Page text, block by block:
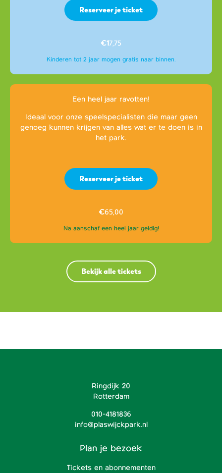
Reserveer je ticket
€17,75
Kinderen tot 2 jaar mogen gratis naar binnen.
Een heel jaar ravotten!
Ideaal voor onze speelspecialisten die maar geen
genoeg kunnen krijgen van alles wat er te doen is in
het park.
Reserveer je ticket
€65,00
Na aanschaf een heel jaar geldig!
Bekijk alle tickets
Ringdijk 20
Rotterdam
010-4181836
info@plaswijckpark.nl
Plan je bezoek
Tickets en abonnementen